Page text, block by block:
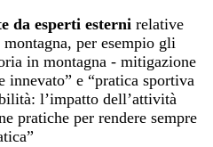
da esperti esterni relative
per esempio gli
in montagna - mitigazione
innevato” e “pratica sportiva
l’impatto dell’attività
pratiche per rendere sempre